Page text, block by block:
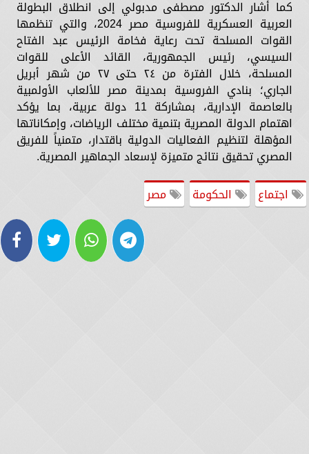
كما أشار الدكتور مصطفى مدبولي إلى انطلاق البطولة
العربية العسكرية للفروسية مصر 2024، والتي تنظمها
القوات المسلحة تحت رعاية فخامة الرئيس عبد الفتاح
السيسي، رئيس الجمهورية، القائد الأعلى للقوات
المسلحة، خلال الفترة من ٢٤ حتى ٢٧ من شهر أبريل
الجاري؛ بنادي الفروسية بمدينة مصر للألعاب الأولمبية
بالعاصمة الإدارية، بمشاركة 11 دولة عربية، بما يؤكد
اهتمام الدولة المصرية بتنمية مختلف الرياضات، وإمكاناتها
المؤهلة لتنظيم الفعاليات الدولية باقتدار، متمنياً للفريق
المصري تحقيق نتائج متميزة لإسعاد الجماهير المصرية.
اجتماع
الحكومة مصر